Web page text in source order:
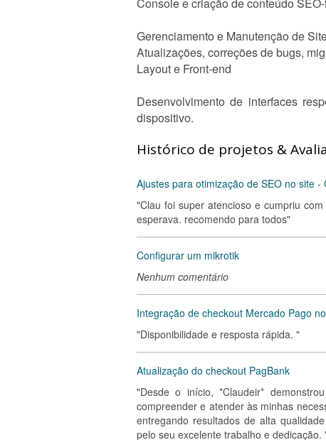
Gerenciamento e Manutenção de
Atualizações, correções de bugs,
Layout e Front-end
Desenvolvimento de interfaces
dispositivo.
Histórico de projetos &
Ajustes para otimização de SEO no site -
"Clau foi super atencioso e cumpriu
esperava. recomendo para todos"
Configurar um mikrotik
Nenhum comentário
Integração de checkout Mercado Pago
"Disponibilidade e resposta rápida. "
Atualização do checkout PagBank
"Desde o início, *Claudeir*
compreender e atender às minhas
entregando resultados de alta
pelo seu excelente trabalho e dedicação.